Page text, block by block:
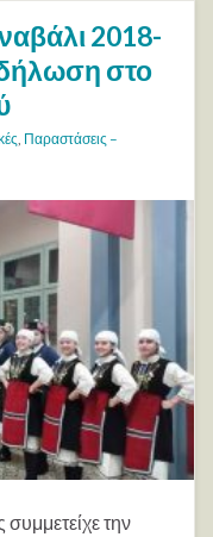
2018-
στο
, Παραστάσεις –
την